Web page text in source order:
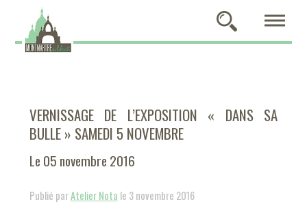
VERNISSAGE DE L’EXPOSITION « DANS SA
BULLE » SAMEDI 5 NOVEMBRE
Le 05 novembre 2016
Publié parAtelier Nota le 3 novembre 2016